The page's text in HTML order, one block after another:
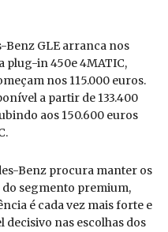
Benz GLE arranca nos
plug-in 450e 4MATIC,
nos 115.000 euros.
a partir de 133.400
aos 150.600 euros
Benz procura manter os
do segmento premium,
é cada vez mais forte e
decisivo nas escolhas dos